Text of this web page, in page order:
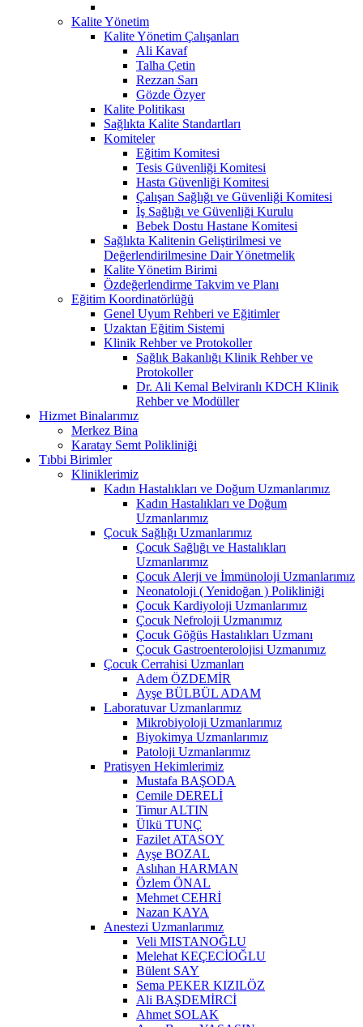
Kalite Yönetim
Kalite Yönetim Çalışanları
Ali Kavaf
Talha Çetin
Rezzan Sarı
Gözde Özyer
Kalite Politikası
Sağlıkta Kalite Standartları
Komiteler
Eğitim Komitesi
Tesis Güvenliği Komitesi
Hasta Güvenliği Komitesi
Çalışan Sağlığı ve Güvenliği Komitesi
İş Sağlığı ve Güvenliği Kurulu
Bebek Dostu Hastane Komitesi
Sağlıkta Kalitenin Geliştirilmesi ve
Değerlendirilmesine Dair Yönetmelik
Kalite Yönetim Birimi
Özdeğerlendirme Takvim ve Planı
Eğitim Koordinatörlüğü
Genel Uyum Rehberi ve Eğitimler
Uzaktan Eğitim Sistemi
Klinik Rehber ve Protokoller
Sağlık Bakanlığı Klinik Rehber ve
Protokoller
Dr. Ali Kemal Belviranlı KDCH Klinik
Rehber ve Modüller
Hizmet Binalarımız
Merkez Bina
Karatay Semt Polikliniği
Tıbbi Birimler
Kliniklerimiz
Kadın Hastalıkları ve Doğum Uzmanlarımız
Kadın Hastalıkları ve Doğum
Uzmanlarımız
Çocuk Sağlığı Uzmanlarımız
Çocuk Sağlığı ve Hastalıkları
Uzmanlarımız
Çocuk Alerji ve İmmünoloji Uzmanlarımız
Neonatoloji ( Yenidoğan ) Polikliniği
Çocuk Kardiyoloji Uzmanlarımız
Çocuk Nefroloji Uzmanımız
Çocuk Göğüs Hastalıkları Uzmanı
Çocuk Gastroenterolojisi Uzmanımız
Çocuk Cerrahisi Uzmanları
Adem ÖZDEMİR
Ayşe BÜLBÜL ADAM
Laboratuvar Uzmanlarımız
Mikrobiyoloji Uzmanlarımız
Biyokimya Uzmanlarımız
Patoloji Uzmanlarımız
Pratisyen Hekimlerimiz
Mustafa BAŞODA
Cemile DERELİ
Timur ALTIN
Ülkü TUNÇ
Fazilet ATASOY
Ayşe BOZAL
Aslıhan HARMAN
Özlem ÖNAL
Mehmet CEHRİ
Nazan KAYA
Anestezi Uzmanlarımız
Veli MISTANOĞLU
Melehat KEÇECİOĞLU
Bülent SAY
Sema PEKER KIZILÖZ
Ali BAŞDEMİRCİ
Ahmet SOLAK